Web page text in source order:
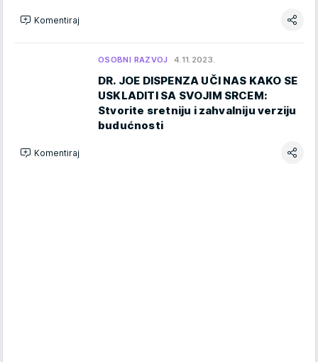
Komentiraj
OSOBNI RAZVOJ 4.11.2023.
DR. JOE DISPENZA UČI NAS KAKO SE
USKLADITI SA SVOJIM SRCEM:
Stvorite sretniju i zahvalniju verziju
budućnosti
Komentiraj